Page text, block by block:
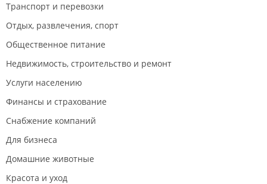
Транспорт и перевозки
Отдых, развлечения, спорт
Общественное питание
Недвижимость, строительство и ремонт
Услуги населению
Финансы и страхование
Снабжение компаний
Для бизнеса
Домашние животные
Красота и уход